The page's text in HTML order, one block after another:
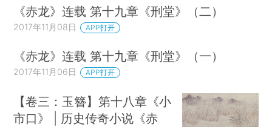
《赤龙》连载 第十九章《刑堂》（二）
2017年11月08日 APP打开
《赤龙》连载 第十九章《刑堂》（一）
2017年11月06日 APP打开
【卷三：玉簪】第十八章《小
市口》 | 历史传奇小说《赤